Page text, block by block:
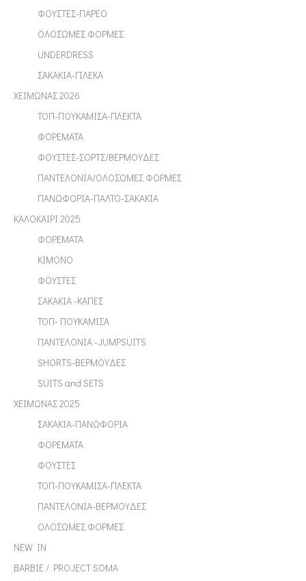
ΦΟΥΣΤΕΣ-ΠΑΡΕΟ
ΟΛΟΣΩΜΕΣ ΦΟΡΜΕΣ
UNDERDRESS
ΣΑΚΑΚΙΑ-ΓΙΛΕΚΑ
ΧΕΙΜΩΝΑΣ 2026
ΤΟΠ-ΠΟΥΚΑΜΙΣΑ-ΠΛΕΚΤΑ
ΦΟΡΕΜΑΤΑ
ΦΟΥΣΤΕΣ-ΣΟΡΤΣ/ΒΕΡΜΟΥΔΕΣ
ΠΑΝΤΕΛΟΝΙΑ/ΟΛΟΣΩΜΕΣ ΦΟΡΜΕΣ
ΠΑΝΩΦΟΡΙΑ-ΠΑΛΤΟ-ΣΑΚΑΚΙΑ
ΚΑΛΟΚΑΙΡΙ 2025
ΦΟΡΕΜΑΤΑ
ΚΙΜΟΝΟ
ΦΟΥΣΤΕΣ
ΣΑΚΑΚΙΑ -ΚΑΠΕΣ
ΤΟΠ- ΠΟΥΚΑΜΙΣΑ
ΠΑΝΤΕΛΟΝΙΑ -JUMPSUITS
SHORTS-ΒΕΡΜΟΥΔΕΣ
SUITS and SETS
ΧΕΙΜΩΝΑΣ 2025
ΣΑΚΑΚΙΑ-ΠΑΝΩΦΟΡΙΑ
ΦΟΡΕΜΑΤΑ
ΦΟΥΣΤΕΣ
ΤΟΠ-ΠΟΥΚΑΜΙΣΑ-ΠΛΕΚΤΑ
ΠΑΝΤΕΛΟΝΙΑ-ΒΕΡΜΟΥΔΕΣ
ΟΛΟΣΩΜΕΣ ΦΟΡΜΕΣ
NEW IN
BARBIE / PROJECT SOMA